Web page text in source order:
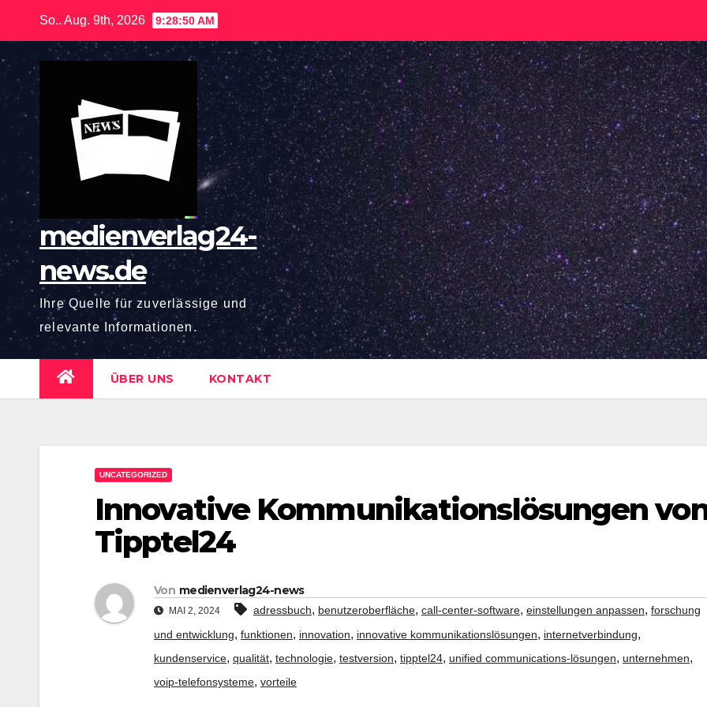
springen
So.. Aug. 9th, 2026 9:28:51 AM
medienverlag24-
news.de
Ihre Quelle für zuverlässige und
relevante Informationen.
ÜBER UNS KONTAKT
UNCATEGORIZED
Innovative Kommunikationslösungen
Tipptel24
Von medienverlag24-news
MAI 2, 2024 adressbuch, benutzeroberfläche, call-center-software, einstellungen anpassen, forschung
und entwicklung, funktionen, innovation, innovative kommunikationslösungen, internetverbindung,
kundenservice, qualität, technologie, testversion, tipptel24, unified communications-lösungen, unternehmen,
voip-telefonsysteme, vorteile